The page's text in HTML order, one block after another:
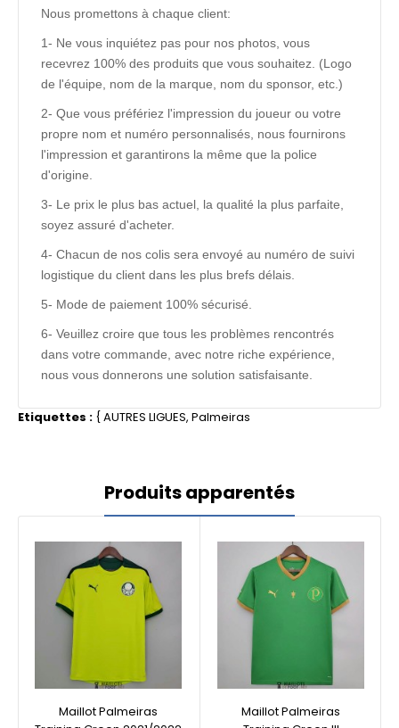
Nous promettons à chaque client:
1- Ne vous inquiétez pas pour nos photos, vous
recevrez 100% des produits que vous souhaitez. (Logo
de l'équipe, nom de la marque, nom du sponsor, etc.)
2- Que vous préfériez l'impression du joueur ou votre
propre nom et numéro personnalisés, nous fournirons
l'impression et garantirons la même que la police
d'origine.
3- Le prix le plus bas actuel, la qualité la plus parfaite,
soyez assuré d'acheter.
4- Chacun de nos colis sera envoyé au numéro de suivi
logistique du client dans les plus brefs délais.
5- Mode de paiement 100% sécurisé.
6- Veuillez croire que tous les problèmes rencontrés
dans votre commande, avec notre riche expérience,
nous vous donnerons une solution satisfaisante.
Etiquettes : {AUTRES LIGUES, Palmeiras
Produits apparentés
Maillot Palmeiras
Maillot Palmeiras